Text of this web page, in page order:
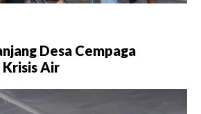
Desa Cempaga
Air